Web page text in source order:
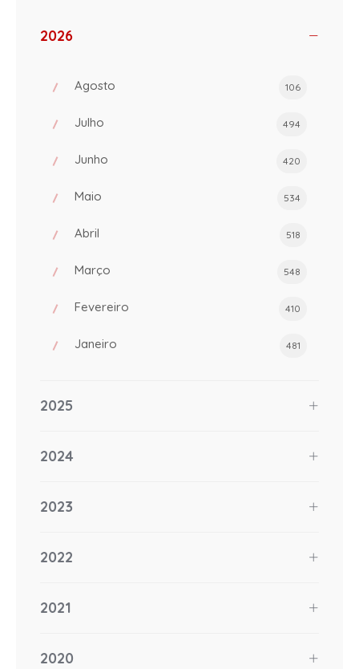
2026
Agosto 106
Julho 494
Junho 420
Maio 534
Abril 518
Março 548
Fevereiro 410
Janeiro 481
2025
2024
2023
2022
2021
2020